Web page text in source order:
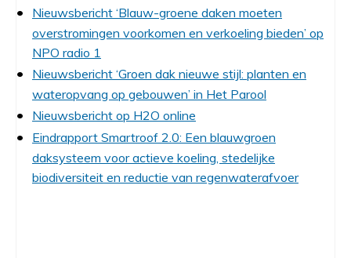
Nieuwsbericht ‘Blauw-groene daken moeten
overstromingen voorkomen en verkoeling bieden’ op
NPO radio 1
Nieuwsbericht ‘Groen dak nieuwe stijl: planten en
wateropvang op gebouwen’ in Het Parool
Nieuwsbericht op H2O online
Eindrapport Smartroof 2.0: Een blauwgroen
daksysteem voor actieve koeling, stedelijke
biodiversiteit en reductie van regenwaterafvoer